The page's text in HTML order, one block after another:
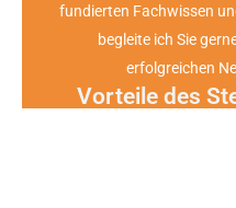
fundierten Fachwissen
begleite ich Sie
erfolgreichen
Vorteile des